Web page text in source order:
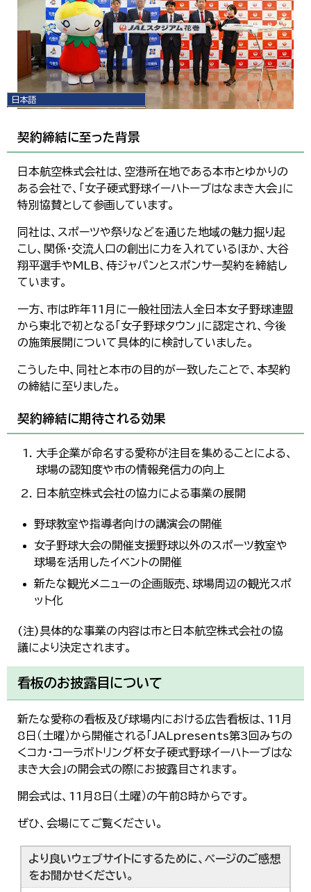
日本語
한국어
简体中文
繁體中文
契約締結に至った背景
日本航空株式会社は、空港所在地である本市とゆかりの
ある会社で、「女子硬式野球イーハトーブはなまき大会」に
特別協賛として参画しています。
同社は、スポーツや祭りなどを通じた地域の魅力掘り起
こし、関係・交流人口の創出に力を入れているほか、大谷
翔平選手やMLB、侍ジャパンとスポンサー契約を締結し
ています。
一方、市は昨年11月に一般社団法人全日本女子野球連盟
から東北で初となる「女子野球タウン」に認定され、今後
の施策展開について具体的に検討していました。
こうした中、同社と本市の目的が一致したことで、本契約
の締結に至りました。
契約締結に期待される効果
大手企業が命名する愛称が注目を集めることによる、
球場の認知度や市の情報発信力の向上
日本航空株式会社の協力による事業の展開
野球教室や指導者向けの講演会の開催
女子野球大会の開催支援野球以外のスポーツ教室や
球場を活用したイベントの開催
新たな観光メニューの企画販売、球場周辺の観光スポ
ット化
(注)具体的な事業の内容は市と日本航空株式会社の協
議により決定されます。
看板のお披露目について
新たな愛称の看板及び球場内における広告看板は、11月
8日（土曜）から開催される「JALpresents第3回みちの
くコカ・コーラボトリング杯女子硬式野球イーハトーブはな
まき大会」の開会式の際にお披露目されます。
開会式は、11月8日（土曜）の午前8時からです。
ぜひ、会場にてご覧ください。
より良いウェブサイトにするために、ページのご感想
をお聞かせください。